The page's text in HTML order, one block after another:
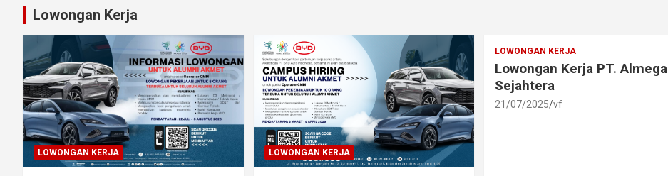
Lowongan Kerja
LOWONGAN KERJA LOWONGAN KERJA
LOWONGAN KERJA
Lowongan Kerja PT. Almega
Sejahtera
21/07/2025 vf